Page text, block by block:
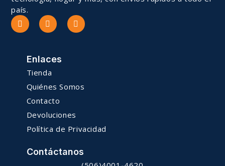
país.
Enlaces
Tienda
Quiénes Somos
Contacto
Devoluciones
Política de Privacidad
Contáctanos